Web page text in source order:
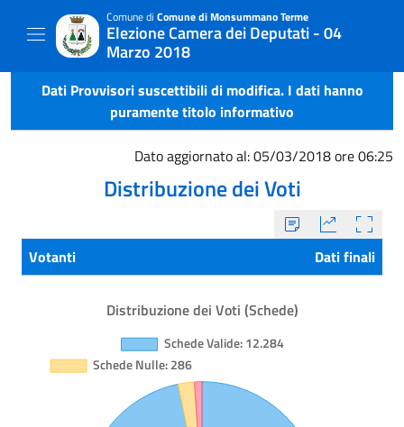
Comune di Comune di Monsummano Terme
Elezione Camera dei Deputati - 04
Marzo 2018
Dati Provvisori suscettibili di modifica. I dati hanno
puramente titolo informativo
Dato aggiornato al: 05/03/2018 ore 06:25
Distribuzione dei Voti
Votanti Dati finali